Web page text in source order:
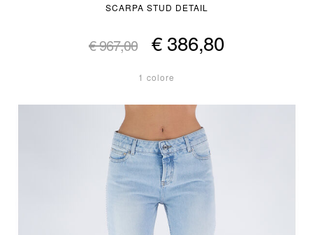
SCARPA STUD DETAIL
€ 967,00 € 386,80
1 colore